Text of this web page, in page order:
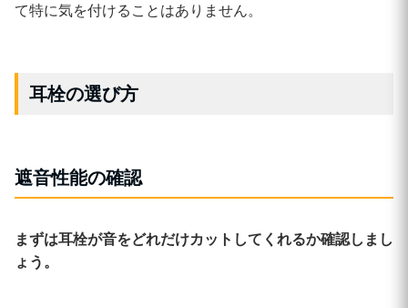
て特に気を付けることはありません。
耳栓の選び方
遮音性能の確認
まずは耳栓が音をどれだけカットしてくれるか確認しまし
ょう。